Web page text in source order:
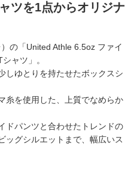
ツを1点からオリジナ
の 「United Athle 6.5oz ファイ
ャツ」。
しゆとりを持たせたボックスシ
糸を使用した、上質でなめらか
ドパンツと合わせたトレンドの
ッグシルエットまで、幅広いス